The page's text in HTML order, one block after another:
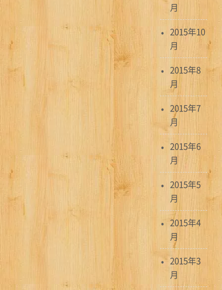
月
2015年10
月
2015年8
月
2015年7
月
2015年6
月
2015年5
月
2015年4
月
2015年3
月